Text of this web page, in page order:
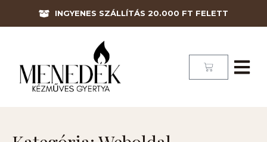
INGYENES SZÁLLÍTÁS 20.000 FT FELETT